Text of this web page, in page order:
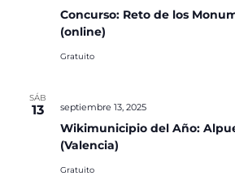
Concurso: Reto de los
(online)
Gratuito
SÁB
13
Wikimunicipio del Año:
(Valencia)
septiembre 13, 2025
Gratuito